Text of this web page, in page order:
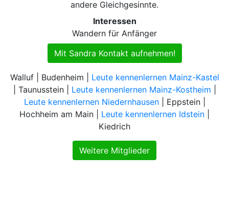
andere Gleichgesinnte.
Interessen
Wandern für Anfänger
Mit Sandra Kontakt aufnehmen!
Walluf | Budenheim | Leute kennenlernen Mainz-Kastel
| Taunusstein | Leute kennenlernen Mainz-Kostheim
Leute kennenlernen Niedernhausen| Eppstein |
Hochheim am Main | Leute kennenlernen Idstein
Kiedrich
Weitere Mitglieder